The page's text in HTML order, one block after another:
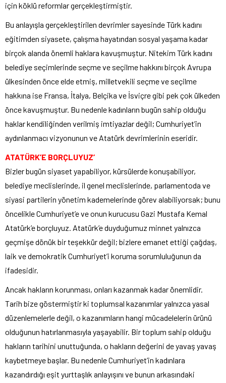
için köklü reformlar gerçekleştirmiştir.
Bu anlayışla gerçekleştirilen devrimler sayesinde Türk kadını
eğitimden siyasete, çalışma hayatından sosyal yaşama kadar
birçok alanda önemli haklara kavuşmuştur. Nitekim Türk kadını
belediye seçimlerinde seçme ve seçilme hakkını birçok Avrupa
ülkesinden önce elde etmiş, milletvekili seçme ve seçilme
hakkına ise Fransa, İtalya, Belçika ve İsviçre gibi pek çok ülkeden
önce kavuşmuştur. Bu nedenle kadınların bugün sahip olduğu
haklar kendiliğinden verilmiş imtiyazlar değil; Cumhuriyet’in
aydınlanmacı vizyonunun ve Atatürk devrimlerinin eseridir.
ATATÜRK’E BORÇLUYUZ’
Bizler bugün siyaset yapabiliyor, kürsülerde konuşabiliyor,
belediye meclislerinde, il genel meclislerinde, parlamentoda ve
siyasi partilerin yönetim kademelerinde görev alabiliyorsak; bunu
öncelikle Cumhuriyet’e ve onun kurucusu Gazi Mustafa Kemal
Atatürk’e borçluyuz. Atatürk’e duyduğumuz minnet yalnızca
geçmişe dönük bir teşekkür değil; bizlere emanet ettiği çağdaş,
laik ve demokratik Cumhuriyet’i koruma sorumluluğunun da
ifadesidir.
Ancak hakların korunması, onları kazanmak kadar önemlidir.
Tarih bize göstermiştir ki toplumsal kazanımlar yalnızca yasal
düzenlemelerle değil, o kazanımların hangi mücadelelerin ürünü
olduğunun hatırlanmasıyla yaşayabilir. Bir toplum sahip olduğu
hakların tarihini unuttuğunda, o hakların değerini de yavaş yavaş
kaybetmeye başlar. Bu nedenle Cumhuriyet’in kadınlara
kazandırdığı eşit yurttaşlık anlayışını ve bunun arkasındaki